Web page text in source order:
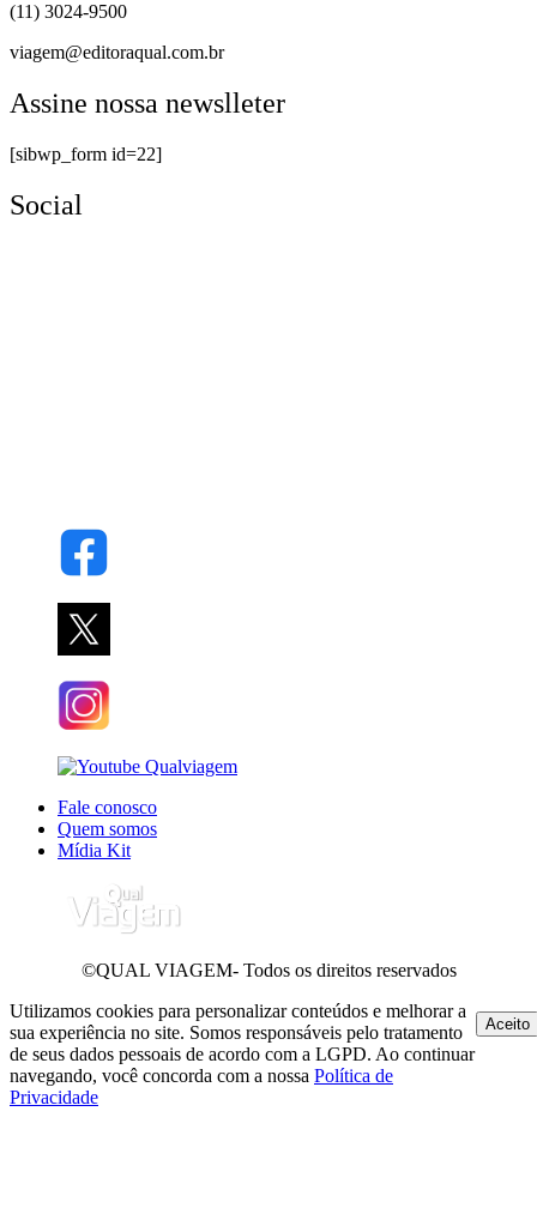
(11) 3024-9500
viagem@editoraqual.com.br
Assine nossa newslleter
[sibwp_form id=22]
Social
Fale conosco
Quem somos
Mídia Kit
©QUAL VIAGEM- Todos os direitos reservados
Utilizamos cookies para personalizar conteúdos e melhorar a
sua experiência no site. Somos responsáveis pelo tratamento
de seus dados pessoais de acordo com a LGPD. Ao continuar
navegando, você concorda com a nossa Política de
Privacidade
Aceito